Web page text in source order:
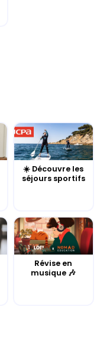
☀️ Découvre les
séjours sportifs
Révise en
musique 🎶